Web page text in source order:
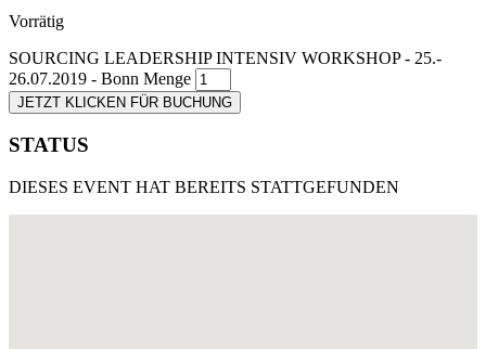
Vorrätig
SOURCING LEADERSHIP INTENSIV WORKSHOP - 25.-
26.07.2019 - Bonn Menge
JETZT KLICKEN FÜR BUCHUNG
STATUS
DIESES EVENT HAT BEREITS STATTGEFUNDEN